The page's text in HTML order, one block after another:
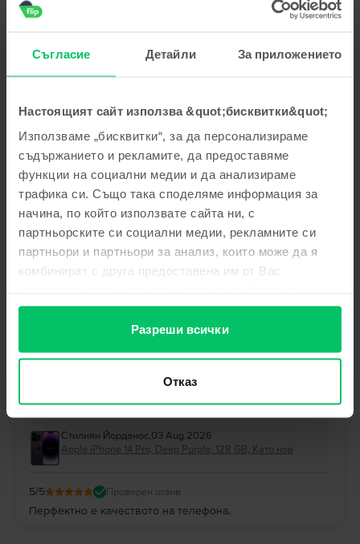
Съгласие Детайли За приложението
Настоящият сайт използва &quot;бисквитки&quot;
Използваме „бисквитки“, за да персонализираме
съдържанието и рекламите, да предоставяме
функции на социални медии и да анализираме
трафика си. Също така споделяме информация за
начина, по който използвате сайта ни, с
партньорските си социални медии, рекламните си
партньори и партньори за анализ, които може да я
комбинират с друга предоставена им от Вас
ползването от Ваша страна на услугите им.
Разреши всички
Отказ
пожелаваме приятно ползване!
Георги Стоянов
05 Aug 2026
Apple iPhone 15 Pro, Blue Titanium, 256 GB, Много добро
5/5 Проверен отзив
Отговор от Flip
Благодарим Ви за отзива! 😊 Радваме се, че сте доволни
от покупката. Благодарим Ви за доверието и Ви
пожелаваме приятно ползване!
Тодор Тодоров,05 Aug 2026
Apple iPhone 16 Pro, Natural Titanium, 256 GB, Като нов
Страхотен е Благодаря
Отговор от Flip
Благодарим Ви за отзива! 😊 Радваме се, че сте останали
Стилиян Йорданос,03 Aug 2026
Apple iPhone 14 Pro, Deep Purple, 128 GB, Като нов
5/5 Проверен отзив
Перфектно е качеството на телефона.